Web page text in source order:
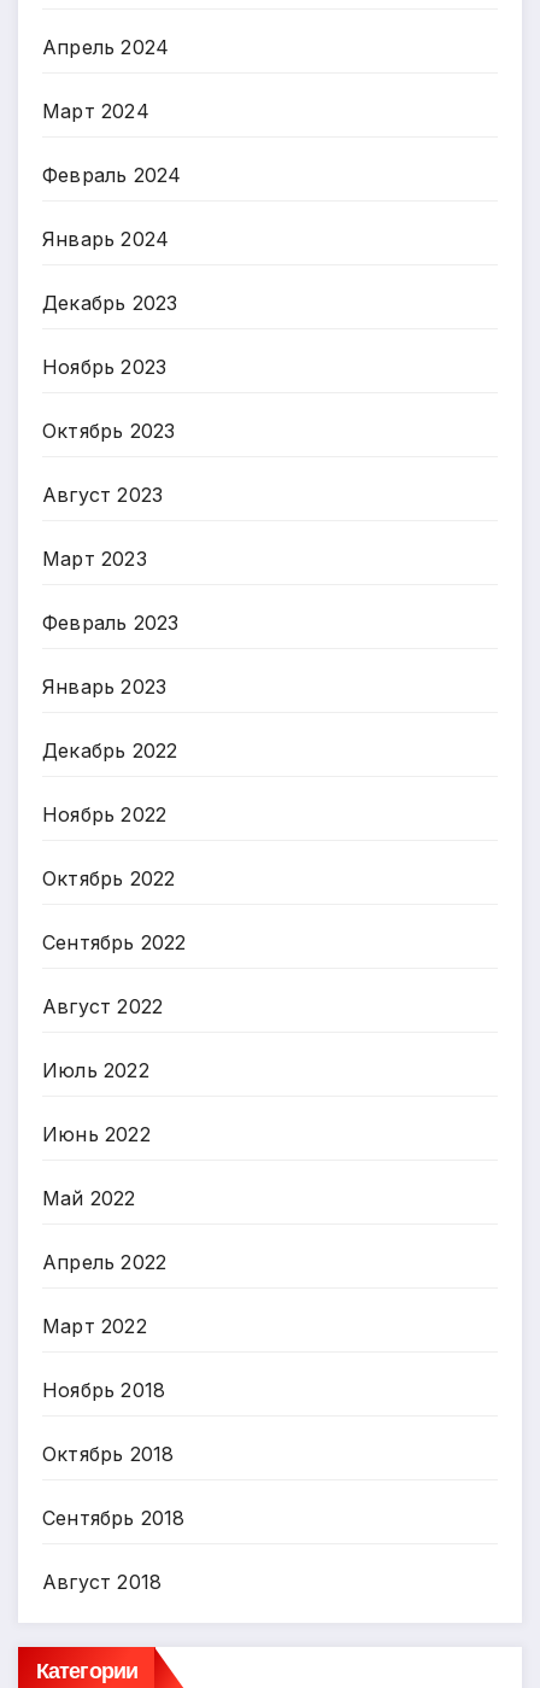
Апрель 2024
Март 2024
Февраль 2024
Январь 2024
Декабрь 2023
Ноябрь 2023
Октябрь 2023
Август 2023
Март 2023
Февраль 2023
Январь 2023
Декабрь 2022
Ноябрь 2022
Октябрь 2022
Сентябрь 2022
Август 2022
Июль 2022
Июнь 2022
Май 2022
Апрель 2022
Март 2022
Ноябрь 2018
Октябрь 2018
Сентябрь 2018
Август 2018
Категории